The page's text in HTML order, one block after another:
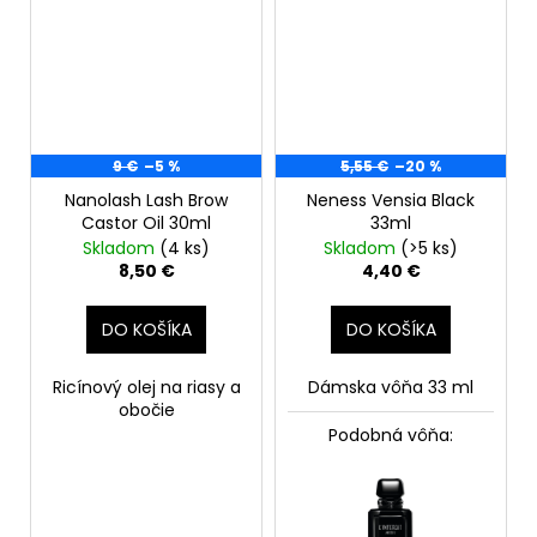
9 € –5 %
Nanolash Lash Brow
Castor Oil 30ml
Skladom (4 ks)
8,50 €
DO KOŠÍKA
Ricínový olej na riasy a
obočie
5,55 € –20 %
Neness Vensia Black
33ml
Skladom (>5 ks)
4,40 €
DO KOŠÍKA
Dámska vôňa 33 ml
Podobná vôňa: